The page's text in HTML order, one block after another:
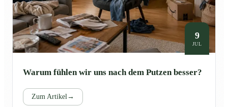
9
JUL
Warum fühlen wir uns nach dem Putzen besser?
Zum Artikel→